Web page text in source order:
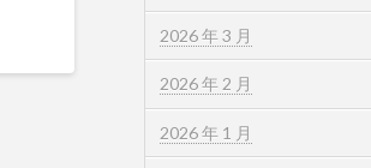
2026 年 3 月
2026 年 2 月
2026 年 1 月